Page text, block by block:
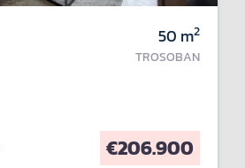
50 m2
TROSOBAN
€206.900